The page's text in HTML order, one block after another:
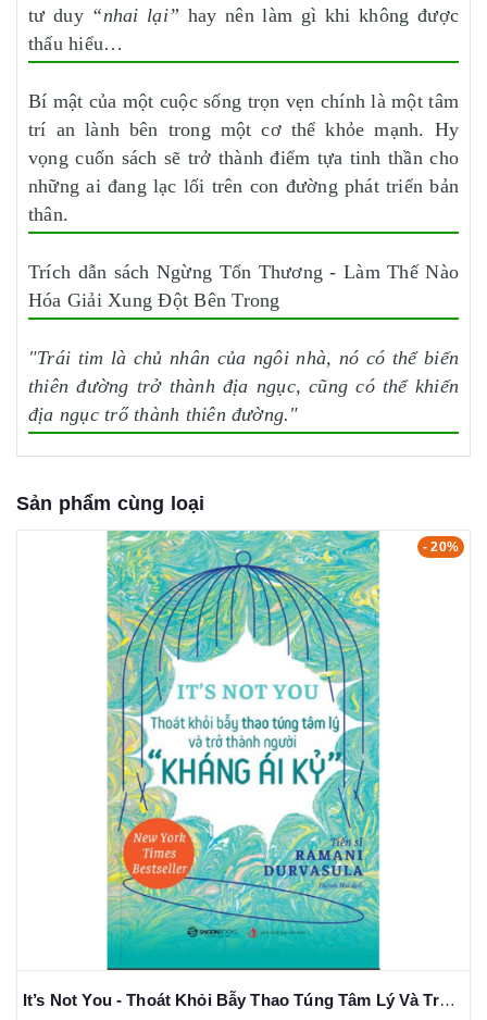
tư duy “nhai lại” hay nên làm gì khi không được
thấu hiểu…
Bí mật của một cuộc sống trọn vẹn chính là một tâm
trí an lành bên trong một cơ thể khỏe mạnh. Hy
vọng cuốn sách sẽ trở thành điểm tựa tinh thần cho
những ai đang lạc lối trên con đường phát triển bản
thân.
Trích dẫn sách Ngừng Tổn Thương - Làm Thế Nào
Hóa Giải Xung Đột Bên Trong
"Trái tim là chủ nhân của ngôi nhà, nó có thể biến
thiên đường trở thành địa ngục, cũng có thể khiến
địa ngục trő thành thiên đường."
Sản phẩm cùng loại
- 20%
It’s Not You - Thoát Khỏi Bẫy Thao Túng Tâm Lý Và Trở Thành Người "Kháng Ái Kỉ" - Ramani Durvasula